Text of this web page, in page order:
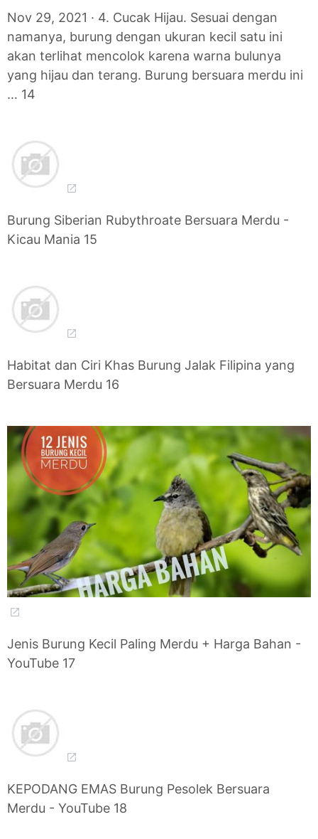
Nov 29, 2021 · 4. Cucak Hijau. Sesuai dengan
namanya, burung dengan ukuran kecil satu ini
akan terlihat mencolok karena warna bulunya
yang hijau dan terang. Burung bersuara merdu ini
… 14
Burung Siberian Rubythroate Bersuara Merdu -
Kicau Mania 15
Habitat dan Ciri Khas Burung Jalak Filipina yang
Bersuara Merdu 16
Jenis Burung Kecil Paling Merdu + Harga Bahan -
YouTube 17
KEPODANG EMAS Burung Pesolek Bersuara
Merdu - YouTube 18